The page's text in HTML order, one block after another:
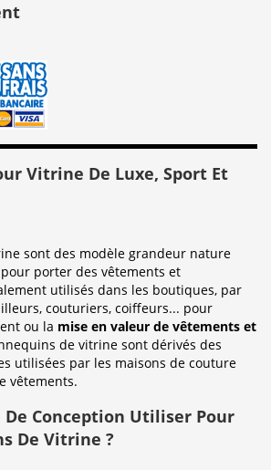
Vitrine De Luxe, Sport Et
sont des modèle grandeur nature
porter des vêtements et
utilisés dans les boutiques, par
couturiers, coiffeurs... pour
ou la mise en valeur de vêtements et
de vitrine sont dérivés des
utilisées par les maisons de couture
vêtements.
Conception Utiliser Pour
De Vitrine ?